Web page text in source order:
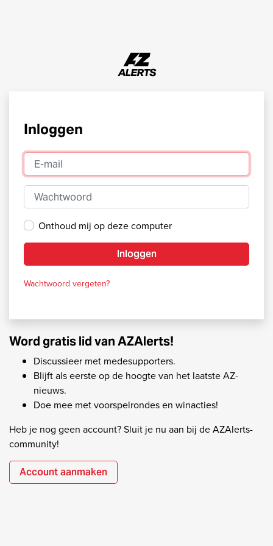
Inloggen
E-mail
Wachtwoord
Onthoud mij op deze computer
Inloggen
Wachtwoord vergeten?
Word gratis lid van AZAlerts!
Discussieer met medesupporters.
Blijft als eerste op de hoogte van het laatste AZ-
nieuws.
Doe mee met voorspelrondes en winacties!
Heb je nog geen account? Sluit je nu aan bij de AZAlerts-
community!
Account aanmaken